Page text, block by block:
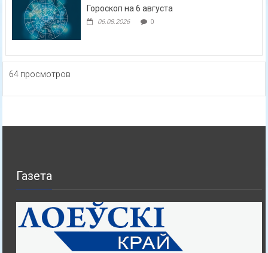
Гороскоп на 6 августа
06.08.2026 0
64 просмотров
Газета